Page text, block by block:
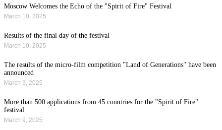
Moscow Welcomes the Echo of the "Spirit of Fire" Festival
March 10, 2025
Results of the final day of the festival
March 10, 2025
The results of the micro-film competition "Land of Generations" have been
announced
March 9, 2025
More than 500 applications from 45 countries for the "Spirit of Fire"
festival
March 9, 2025